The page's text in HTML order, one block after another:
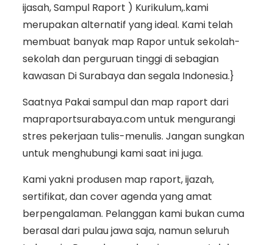
ijasah, Sampul Raport ) Kurikulum,.kami
merupakan alternatif yang ideal. Kami telah
membuat banyak map Rapor untuk sekolah-
sekolah dan perguruan tinggi di sebagian
kawasan Di Surabaya dan segala Indonesia.}
Saatnya Pakai sampul dan map raport dari
mapraportsurabaya.com untuk mengurangi
stres pekerjaan tulis-menulis. Jangan sungkan
untuk menghubungi kami saat ini juga.
Kami yakni produsen map raport, ijazah,
sertifikat, dan cover agenda yang amat
berpengalaman. Pelanggan kami bukan cuma
berasal dari pulau jawa saja, namun seluruh